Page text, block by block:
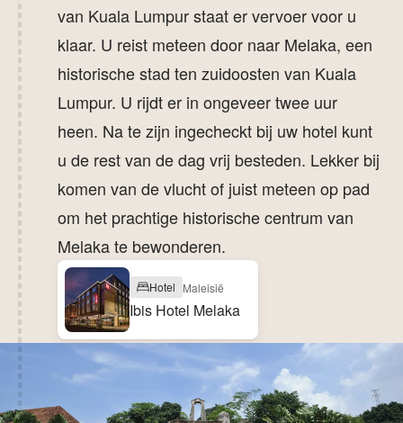
van Kuala Lumpur staat er vervoer voor u
klaar. U reist meteen door naar Melaka, een
historische stad ten zuidoosten van Kuala
Lumpur. U rijdt er in ongeveer twee uur
heen. Na te zijn ingecheckt bij uw hotel kunt
u de rest van de dag vrij besteden. Lekker bij
komen van de vlucht of juist meteen op pad
om het prachtige historische centrum van
Melaka te bewonderen.
Hotel Maleisië
Ibis Hotel Melaka